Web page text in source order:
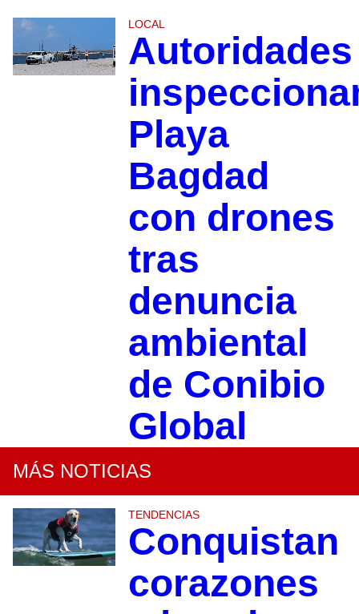
LOCAL
Autoridades
Playa
Bagdad
con drones
tras
denuncia
ambiental
de Conibio
Global
MÁS NOTICIAS
TENDENCIAS
Conquistan
corazones